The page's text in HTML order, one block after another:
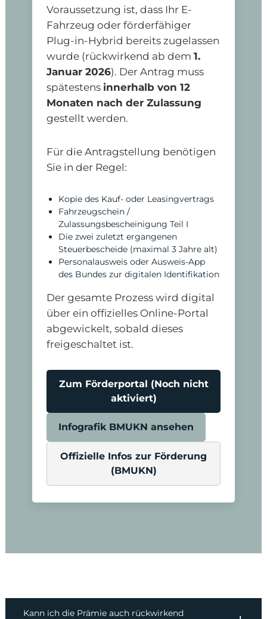
Voraussetzung ist, dass Ihr E-
Fahrzeug oder förderfähiger
Plug-in-Hybrid bereits zugelassen
wurde (rückwirkend ab dem 1.
Januar 2026). Der Antrag muss
spätestens innerhalb von 12
Monaten nach der Zulassung
gestellt werden.
Für die Antragstellung benötigen
Sie in der Regel:
Kopie des Kauf- oder Leasingvertrags
Fahrzeugschein /
Zulassungsbescheinigung Teil I
Die zwei zuletzt ergangenen
Steuerbescheide (maximal 3 Jahre alt)
Personalausweis oder Ausweis-App
des Bundes zur digitalen Identifikation
Der gesamte Prozess wird digital
über ein offizielles Online-Portal
abgewickelt, sobald dieses
freigeschaltet ist.
Zum Förderportal (Noch nicht
aktiviert)
Infografik BMUKN ansehen
Offizielle Infos zur Förderung
(BMUKN)
Kann ich die Prämie auch rückwirkend